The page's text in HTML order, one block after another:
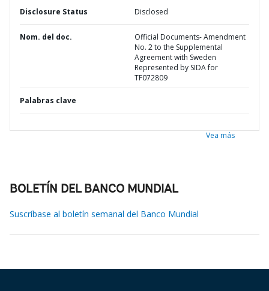
Disclosure Status Disclosed
Nom. del doc.
Official Documents- Amendment
No. 2 to the Supplemental
Agreement with Sweden
Represented by SIDA for
TF072809
Palabras clave
Vea más
BOLETÍN DEL BANCO MUNDIAL
Suscríbase al boletín semanal del Banco Mundial